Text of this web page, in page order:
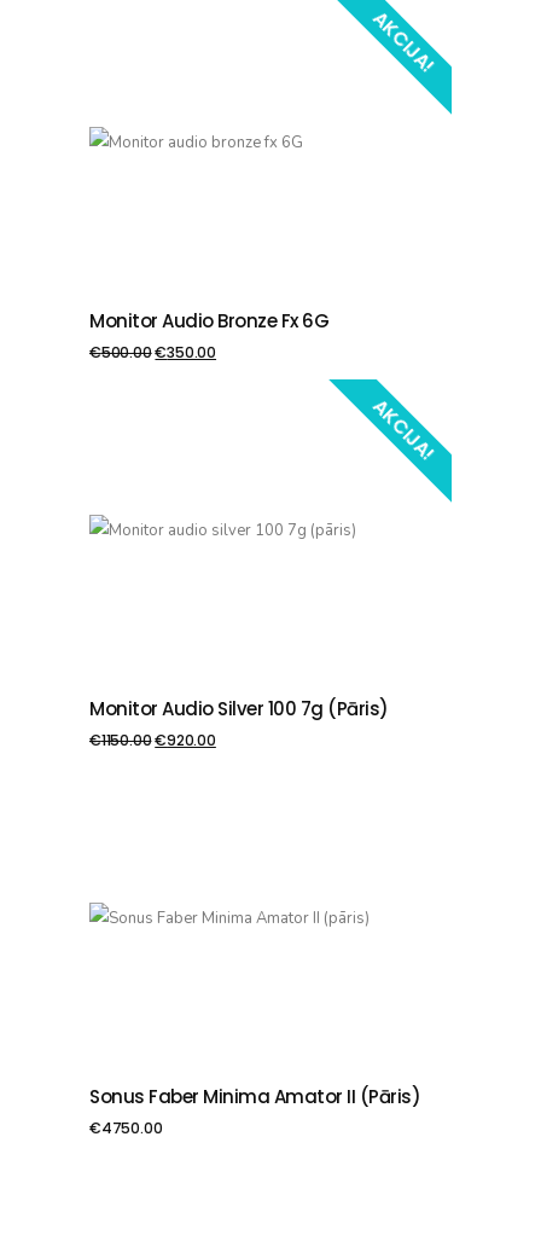
AKCIJA!
PIEVIENOT GROZAM
Monitor Audio Bronze Fx 6G
€500.00€350.00
AKCIJA!
PIEVIENOT GROZAM
Monitor Audio Silver 100 7g (pāris)
€1150.00€920.00
PIEVIENOT GROZAM
Sonus Faber Minima Amator II (pāris)
€4750.00